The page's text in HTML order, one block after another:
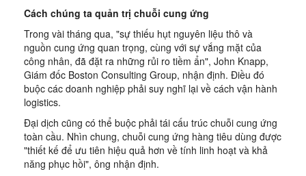
Cách chúng ta quản trị chuỗi cung ứng
Trong vài tháng qua, "sự thiếu hụt nguyên liệu thô và
nguồn cung ứng quan trọng, cùng với sự vắng mặt của
công nhân, đã đặt ra những rủi ro tiềm ẩn", John Knapp,
Giám đốc Boston Consulting Group, nhận định. Điều đó
buộc các doanh nghiệp phải suy nghĩ lại về cách vận hành
logistics.
Đại dịch cũng có thể buộc phải tái cấu trúc chuỗi cung ứng
toàn cầu. Nhìn chung, chuỗi cung ứng hàng tiêu dùng được
"thiết kế để ưu tiên hiệu quả hơn về tính linh hoạt và khả
năng phục hồi", ông nhận định.